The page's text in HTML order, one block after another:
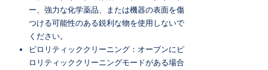
ー、強力な化学薬品、または機器の表面を傷
つける可能性のある鋭利な物を使用しないで
ください。
ピロリティッククリーニング：オーブンにピ
ロリティッククリーニングモードがある場合